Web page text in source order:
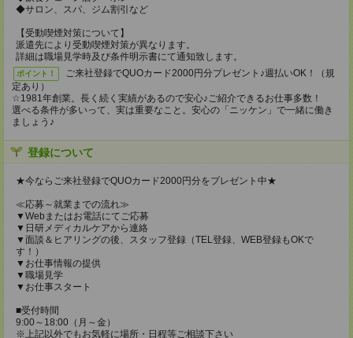
◆サロン、スパ、ジム割引など
【受動喫煙対策について】
派遣先により受動喫煙対策が異なります。
詳細は職場見学時及び条件明示書にて通知致します。
ポイント！
ご来社登録でQUOカード2000円分プレゼント♪週払いOK！（規
定あり）
☆1981年創業。長く続く実績があるので安心♪ご紹介できるお仕事多数！
選べる条件が多いって、実は重要なこと。安心の「ニッケン」で一緒に働き
ましょう♪
登録について
★今ならご来社登録でQUOカード2000円分をプレゼント中★
≪応募～就業までの流れ≫
▼Webまたはお電話にてご応募
▼日研メディカルケアから連絡
▼面談＆ヒアリングの後、スタッフ登録（TEL登録、WEB登録もOKで
す！）
▼お仕事情報の提供
▼職場見学
▼お仕事スタート
■受付時間
9:00～18:00（月～金）
※上記以外でもお気軽に場所・日程等ご相談下さい